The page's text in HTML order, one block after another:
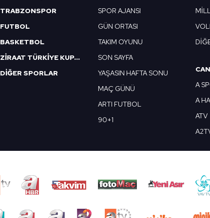
TRABZONSPOR
FUTBOL
BASKETBOL
ZİRAAT TÜRKİYE KUPASI
DİĞER SPORLAR
SPOR AJANSI
GÜN ORTASI
TAKIM OYUNU
SON SAYFA
YAŞASIN HAFTA SONU
MAÇ GÜNÜ
ARTI FUTBOL
90+1
A
A
ATV